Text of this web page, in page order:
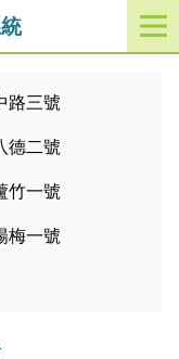
開
啟
路三號
德二號
竹一號
梅一號